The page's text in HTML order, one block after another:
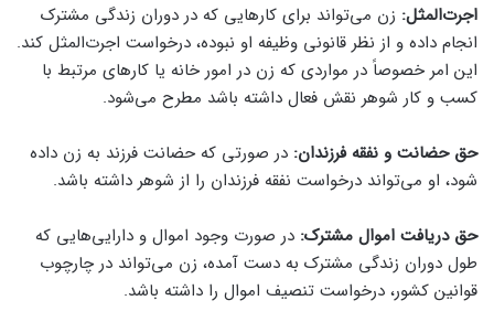
اجرت‌المثل: زن می‌تواند برای کارهایی که در دوران زندگی مشترک
انجام داده و از نظر قانونی وظیفه او نبوده، درخواست اجرت‌المثل کند.
این امر خصوصاً در مواردی که زن در امور خانه یا کارهای مرتبط با
کسب‌ و کار شوهر نقش فعال داشته باشد مطرح می‌شود.
حق حضانت و نفقه فرزندان: در صورتی که حضانت فرزند به زن داده
شود، او می‌تواند درخواست نفقه فرزندان را از شوهر داشته باشد.
حق دریافت اموال مشترک: در صورت وجود اموال و دارایی‌هایی که
طول دوران زندگی مشترک به دست آمده، زن می‌تواند در چارچوب
قوانین کشور، درخواست تنصیف اموال را داشته باشد.